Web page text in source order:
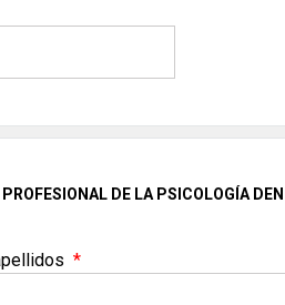
PROFESIONAL DE LA PSICOLOGÍA